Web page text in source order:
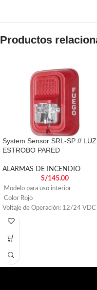
Productos
System Sensor SRL-SP // LUZ
ESTROBO PARED
ALARMAS DE INCENDIO
S/145.00
Modelo para uso interior
Color Rojo
Voltaje de Operación: 12/24 VDC